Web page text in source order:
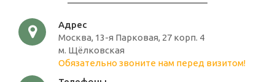
Адрес
Москва, 13-я Парковая, 27 корп. 4
м. Щёлковская
Обязательно звоните нам перед визитом!